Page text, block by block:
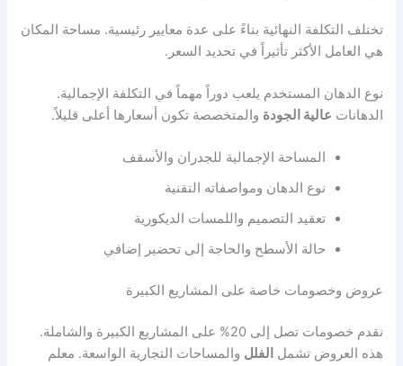
تختلف التكلفة النهائية بناءً على عدة معايير رئيسية. مساحة المكان
هي العامل الأكثر تأثيراً في تحديد السعر.
نوع الدهان المستخدم يلعب دوراً مهماً في التكلفة الإجمالية.
الدهانات عالية الجودة والمتخصصة تكون أسعارها أعلى قليلاً.
المساحة الإجمالية للجدران والأسقف
نوع الدهان ومواصفاته التقنية
تعقيد التصميم واللمسات الديكورية
حالة الأسطح والحاجة إلى تحضير إضافي
عروض وخصومات خاصة على المشاريع الكبيرة
نقدم خصومات تصل إلى 20% على المشاريع الكبيرة والشاملة.
هذه العروض تشمل الفلل والمساحات التجارية الواسعة. معلم